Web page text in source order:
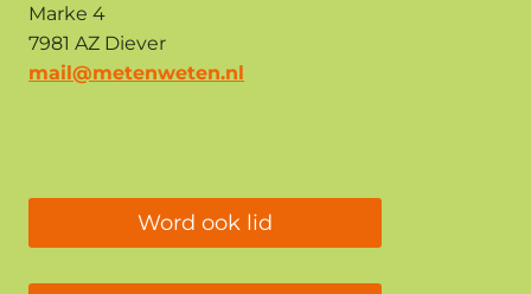
Marke 4
7981 AZ Diever
mail@metenweten.nl
Word ook lid